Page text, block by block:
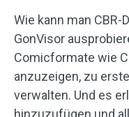
Wie kann man
GonVisor
Comicformate wie
anzuzeigen, zu
verwalten. Und es
hinzuzufügen und